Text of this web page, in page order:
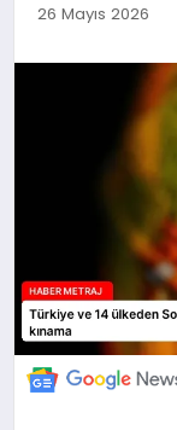
MAGAZİN
26 Mayıs 2026